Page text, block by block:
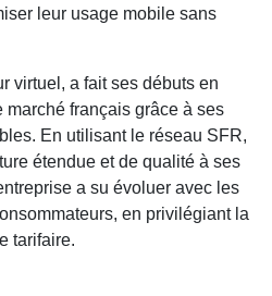
leur usage mobile sans
virtuel, a fait ses débuts en
marché français grâce à ses
En utilisant le réseau SFR,
étendue et de qualité à ses
a su évoluer avec les
en privilégiant la
tarifaire.